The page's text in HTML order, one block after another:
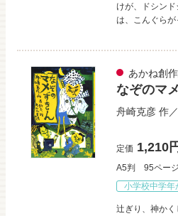
けが、ドシン
は、こんぐら
あかね創
なぞのマ
舟崎克彦 作／
定価 1,210
A5判
95ページ
小学校中学年
辻ぎり、神か